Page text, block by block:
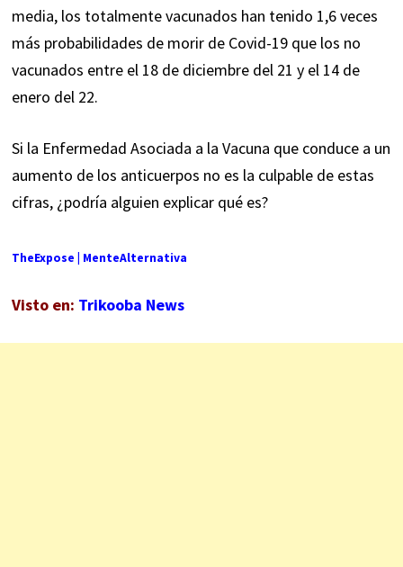
media, los totalmente vacunados han tenido 1,6 veces
más probabilidades de morir de Covid-19 que los no
vacunados entre el 18 de diciembre del 21 y el 14 de
enero del 22.
Si la Enfermedad Asociada a la Vacuna que conduce a un
aumento de los anticuerpos no es la culpable de estas
cifras, ¿podría alguien explicar qué es?
TheExpose MenteAlternativa
Visto en: Trikooba News